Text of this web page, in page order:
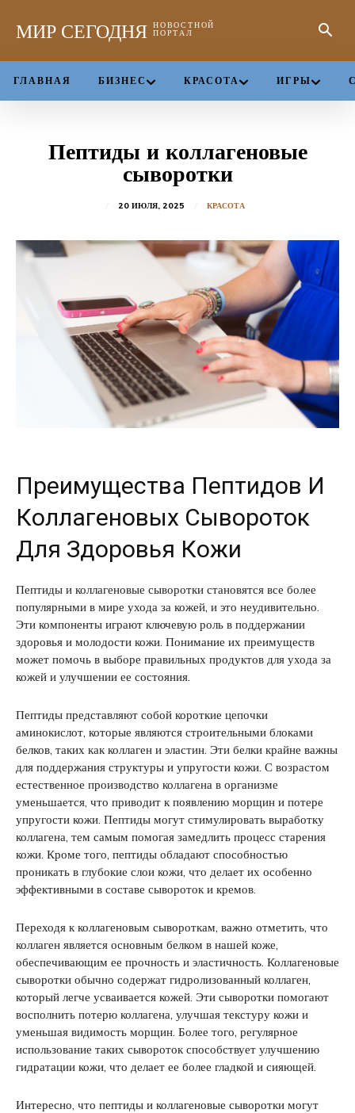
МИР СЕГОДНЯ НОВОСТНОЙ
ПОРТАЛ
ГЛАВНАЯ БИЗНЕС КРАСОТА ИГРЫ
Пептиды и коллагеновые
сыворотки
20 ИЮЛЯ, 2025 КРАСОТА
Преимущества Пептидов И
Коллагеновых Сывороток
Для Здоровья Кожи
Пептиды и коллагеновые сыворотки становятся все более
популярными в мире ухода за кожей, и это неудивительно.
Эти компоненты играют ключевую роль в поддержании
здоровья и молодости кожи. Понимание их преимуществ
может помочь в выборе правильных продуктов для ухода за
кожей и улучшении ее состояния.
Пептиды представляют собой короткие цепочки
аминокислот, которые являются строительными блоками
белков, таких как коллаген и эластин. Эти белки крайне важны
для поддержания структуры и упругости кожи. С возрастом
естественное производство коллагена в организме
уменьшается, что приводит к появлению морщин и потере
упругости кожи. Пептиды могут стимулировать выработку
коллагена, тем самым помогая замедлить процесс старения
кожи. Кроме того, пептиды обладают способностью
проникать в глубокие слои кожи, что делает их особенно
эффективными в составе сывороток и кремов.
Переходя к коллагеновым сывороткам, важно отметить, что
коллаген является основным белком в нашей коже,
обеспечивающим ее прочность и эластичность. Коллагеновые
сыворотки обычно содержат гидролизованный коллаген,
который легче усваивается кожей. Эти сыворотки помогают
восполнить потерю коллагена, улучшая текстуру кожи и
уменьшая видимость морщин. Более того, регулярное
использование таких сывороток способствует улучшению
гидратации кожи, что делает ее более гладкой и сияющей.
Интересно, что пептиды и коллагеновые сыворотки могут